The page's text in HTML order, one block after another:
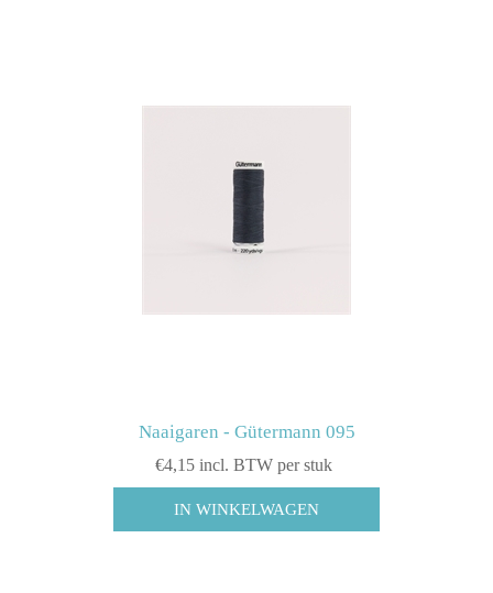
Naaigaren - Gütermann 095
€4,15 incl. BTW per stuk